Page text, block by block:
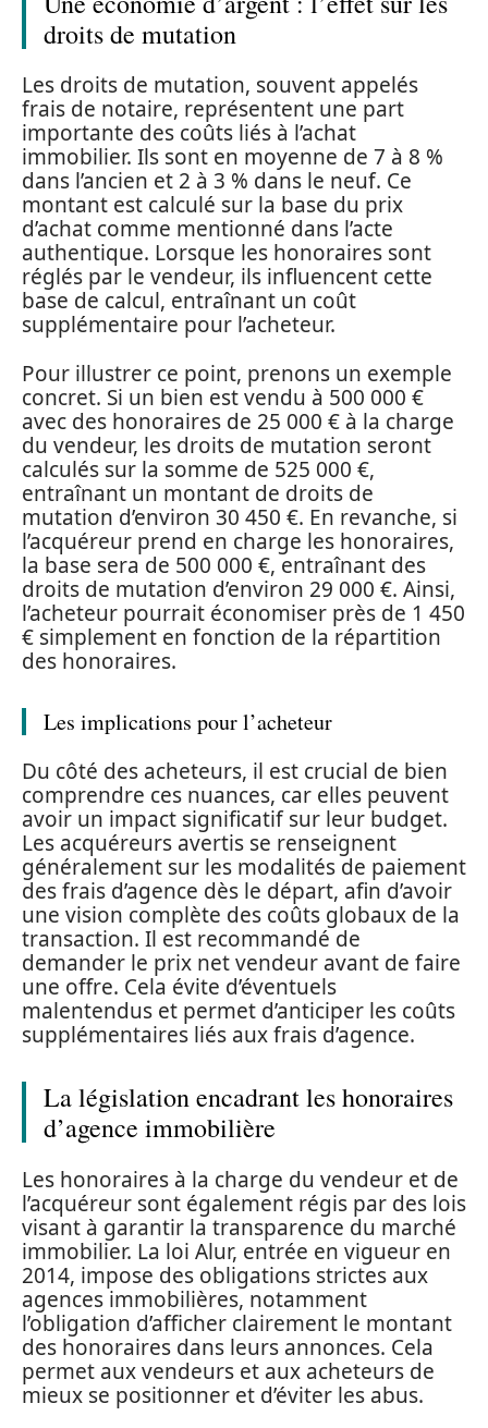
droits de mutation
Les droits de mutation, souvent appelés
frais de notaire, représentent une part
importante des coûts liés à l’achat
immobilier. Ils sont en moyenne de 7 à 8 %
dans l’ancien et 2 à 3 % dans le neuf. Ce
montant est calculé sur la base du prix
d’achat comme mentionné dans l’acte
authentique. Lorsque les honoraires sont
réglés par le vendeur, ils influencent cette
base de calcul, entraînant un coût
supplémentaire pour l’acheteur.
Pour illustrer ce point, prenons un exemple
concret. Si un bien est vendu à 500 000 €
avec des honoraires de 25 000 € à la charge
du vendeur, les droits de mutation seront
calculés sur la somme de 525 000 €,
entraînant un montant de droits de
mutation d’environ 30 450 €. En revanche, si
l’acquéreur prend en charge les honoraires,
la base sera de 500 000 €, entraînant des
droits de mutation d’environ 29 000 €. Ainsi,
l’acheteur pourrait économiser près de 1 450
€ simplement en fonction de la répartition
des honoraires.
Les implications pour l’acheteur
Du côté des acheteurs, il est crucial de bien
comprendre ces nuances, car elles peuvent
avoir un impact significatif sur leur budget.
Les acquéreurs avertis se renseignent
généralement sur les modalités de paiement
des frais d’agence dès le départ, afin d’avoir
une vision complète des coûts globaux de la
transaction. Il est recommandé de
demander le prix net vendeur avant de faire
une offre. Cela évite d’éventuels
malentendus et permet d’anticiper les coûts
supplémentaires liés aux frais d’agence.
La législation encadrant les honoraires
d’agence immobilière
Les honoraires à la charge du vendeur et de
l’acquéreur sont également régis par des lois
visant à garantir la transparence du marché
immobilier. La loi Alur, entrée en vigueur en
2014, impose des obligations strictes aux
agences immobilières, notamment
l’obligation d’afficher clairement le montant
des honoraires dans leurs annonces. Cela
permet aux vendeurs et aux acheteurs de
mieux se positionner et d’éviter les abus.